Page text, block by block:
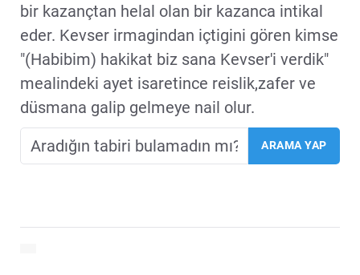
bir kazançtan helal olan bir kazanca intikal
eder. Kevser irmagindan içtigini gören kimse
"(Habibim) hakikat biz sana Kevser'i verdik"
mealindeki ayet isaretince reislik,zafer ve
düsmana galip gelmeye nail olur.